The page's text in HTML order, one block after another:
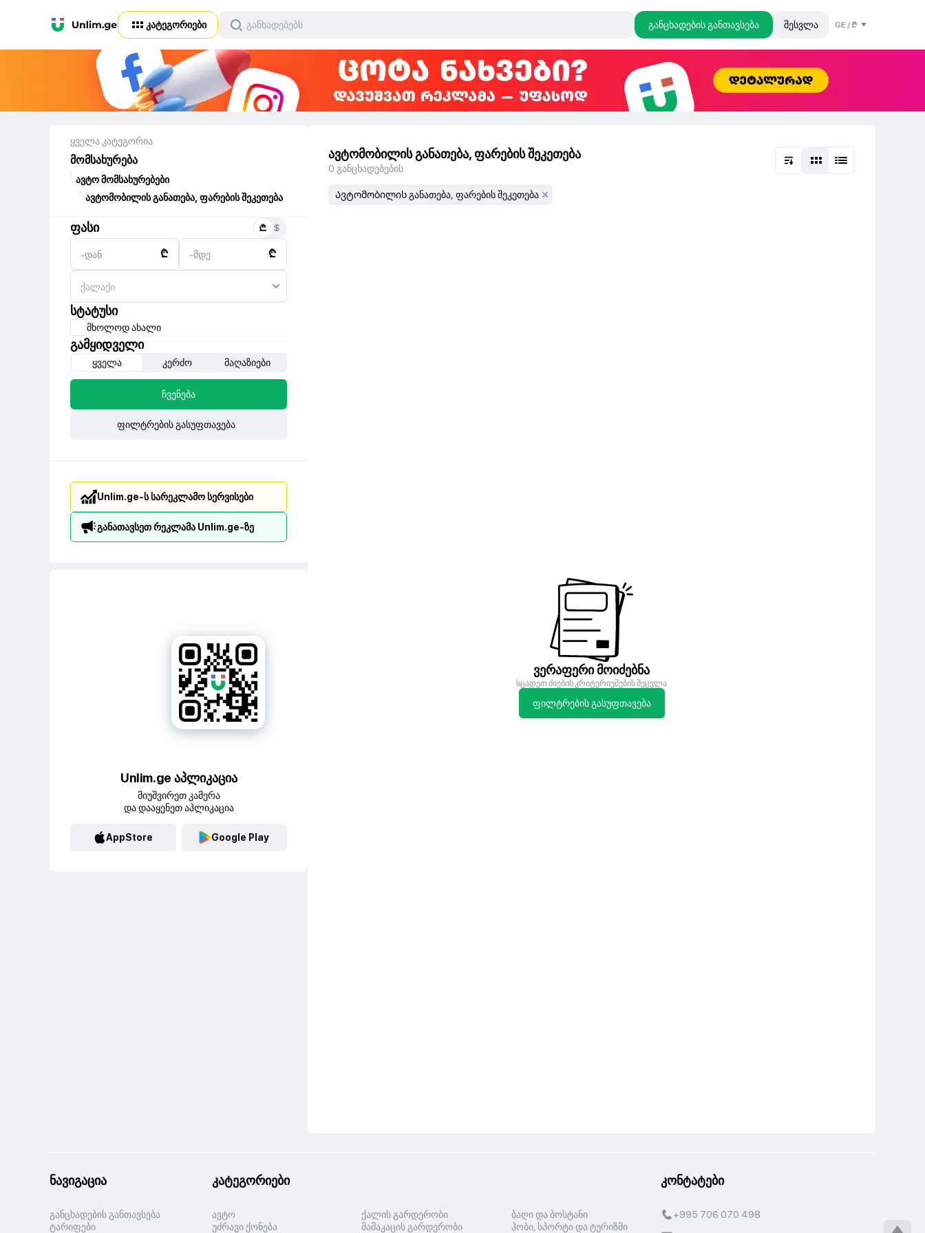
კატეგორიები განცხადების განთავსება შესვლა GE /₾
ყველა კატეგორია
მომსახურება
ავტო მომსახურებები
ავტომობილის განათება, ფარების შეკეთება
ფასი
-დან ₾ -მდე ₾
სტატუსი
მხოლოდ ახალი
გამყიდველი
ყველა კერძო მაღაზიები
ჩვენება
ფილტრების გასუფთავება
Unlim.ge-ს სარეკლამო სერვისები
განათავსეთ რეკლამა Unlim.ge-ზე
Unlim.ge აპლიკაცია
მიუშვირეთ კამერა
და დააყენეთ აპლიკაცია
AppStore Google Play
ავტომობილის განათება, ფარების შეკეთება
0 განცხადებების
Ავტომობილის განათება, ფარების შეკეთება
ვერაფერი მოიძებნა
სცადეთ ძიების კრიტერიუმების შეცვლა
ფილტრების გასუფთავება
ნავიგაცია
განცხადების განთავსება
ტარიფები
კატეგორიები
ავტო
უძრავი ქონება
ქალის გარდერობი
მამაკაცის გარდერობი
ბაღი და ბოსტანი
ჰობი, სპორტი და ტურიზმი
კონტატები
+995 706 070 498